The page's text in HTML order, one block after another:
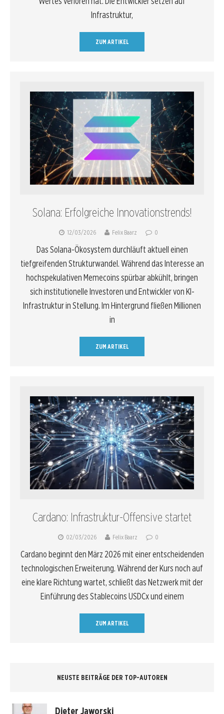
Infrastruktur,
ZUM ARTIKEL
Solana: Erfolgreiche Innovationstrends!
12/03/2026 Felix Baarz 0
Das Solana-Ökosystem durchläuft aktuell einen
tiefgreifenden Strukturwandel. Während das Interesse an
hochspekulativen Memecoins spürbar abkühlt, bringen
sich institutionelle Investoren und Entwickler von KI-
Infrastruktur in Stellung. Im Hintergrund fließen Millionen
in
ZUM ARTIKEL
Cardano: Infrastruktur-Offensive startet
02/03/2026 Felix Baarz 0
Cardano beginnt den März 2026 mit einer entscheidenden
technologischen Erweiterung. Während der Kurs noch auf
eine klare Richtung wartet, schließt das Netzwerk mit der
Einführung des Stablecoins USDCx und einem
ZUM ARTIKEL
NEUSTE BEITRÄGE DER TOP-AUTOREN
Dieter Jaworski